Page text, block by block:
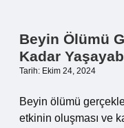
Beyin Ölümü
Kadar
Tarih: Ekim 24, 2024
Beyin ölümü
etkinin oluşması ve